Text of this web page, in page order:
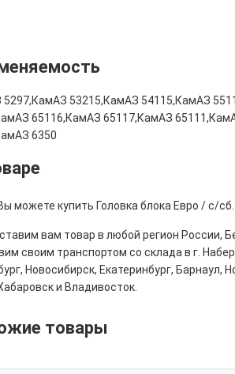
5297,КамАЗ 53215,КамАЗ 54115,КамАЗ
65116,КамАЗ 65117,КамАЗ
6350
можете купить Головка блока Евро / с/
вам товар в любой регион России,
своим транспортом со склада в г.
Новосибирск, Екатеринбург,
и Владивосток.
товары